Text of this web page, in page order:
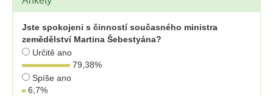
Jste spokojeni s činností současného ministra
zemědělství Martina Šebestyána?
Určitě ano
79,38%
Spíše ano
6,7%